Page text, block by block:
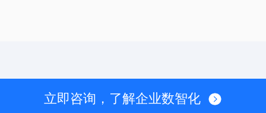
立即咨询，了解企业数智化